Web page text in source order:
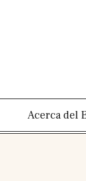
Acerca del